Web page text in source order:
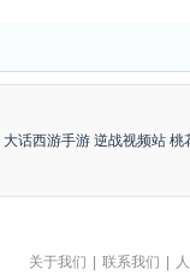
大话西游手游 逆战视频站 桃
关于我们 联系我们